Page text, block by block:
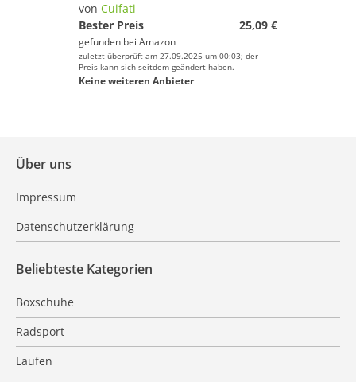
von Cuifati
Bester Preis
25,09 €
gefunden bei Amazon
zuletzt überprüft am 27.09.2025 um 00:03; der
Preis kann sich seitdem geändert haben.
Keine weiteren Anbieter
Über uns
Impressum
Datenschutzerklärung
Beliebteste Kategorien
Boxschuhe
Radsport
Laufen